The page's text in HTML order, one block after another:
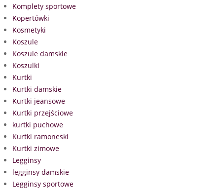
Komplety sportowe
Kopertówki
Kosmetyki
Koszule
Koszule damskie
Koszulki
Kurtki
Kurtki damskie
Kurtki jeansowe
Kurtki przejściowe
kurtki puchowe
Kurtki ramoneski
Kurtki zimowe
Legginsy
legginsy damskie
Legginsy sportowe